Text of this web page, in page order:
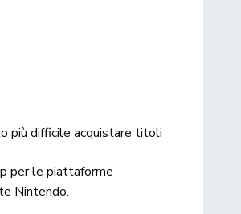
più difficile acquistare titoli
per le piattaforme
Nintendo.